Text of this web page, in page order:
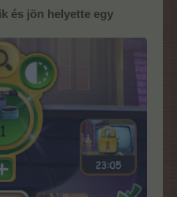
és jön helyette egy